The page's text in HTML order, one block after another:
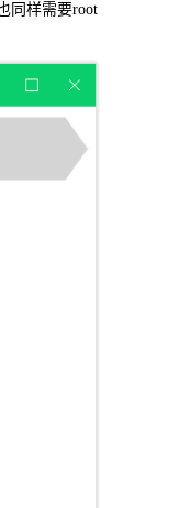
同样需要root